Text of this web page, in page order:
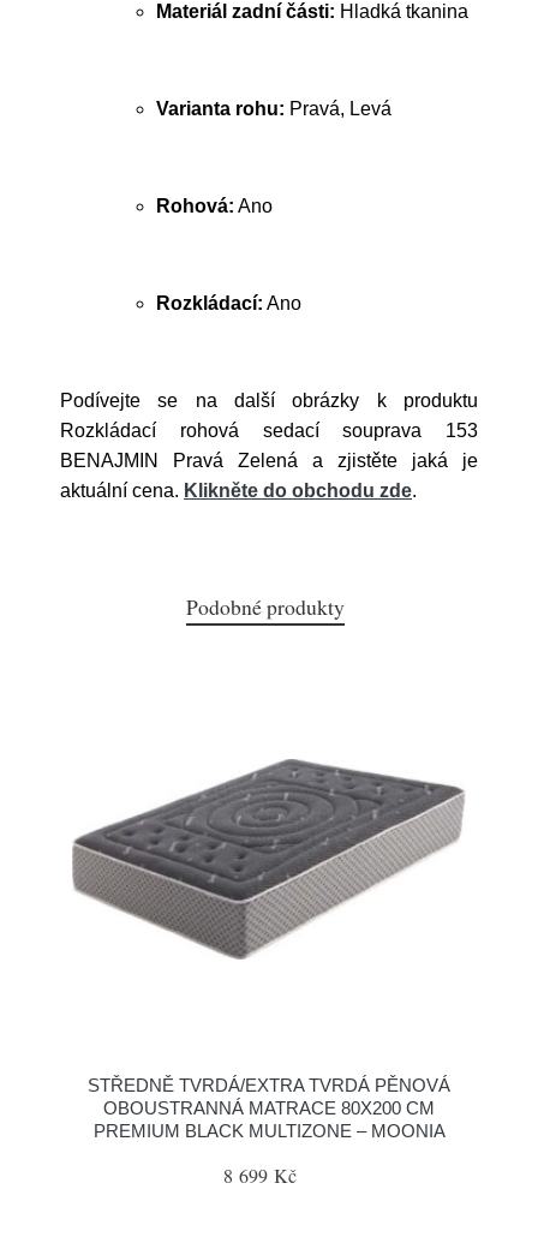
Materiál zadní části: Hladká tkanina
Varianta rohu: Pravá, Levá
Rohová: Ano
Rozkládací: Ano
Podívejte se na další obrázky k produktu
Rozkládací rohová sedací souprava 153
BENAJMIN Pravá Zelená a zjistěte jaká je
aktuální cena. Klikněte do obchodu zde.
Podobné produkty
STŘEDNĚ TVRDÁ/EXTRA TVRDÁ PĚNOVÁ
OBOUSTRANNÁ MATRACE 80X200 CM
PREMIUM BLACK MULTIZONE – MOONIA
8 699 Kč